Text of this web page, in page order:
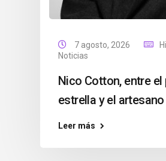
7 agosto, 2026
Noticias
Nico Cotton, entre
estrella y el
Leer más